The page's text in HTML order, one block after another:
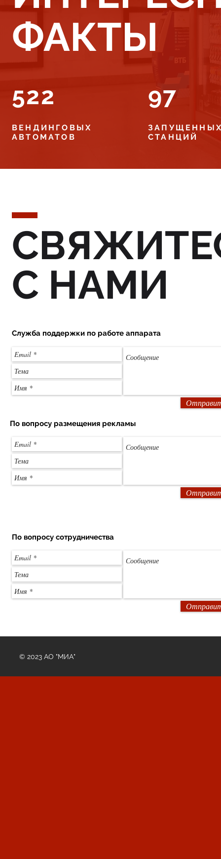
ФАКТЫ
522
ВЕНДИНГОВЫХ
АВТОМАТОВ
97
СТАНЦИЙ
С НАМИ
Служба поддержки по работе аппарата
По вопросу размещения рекламы
По вопросу сотрудничества
© 2023 АО "МИА"